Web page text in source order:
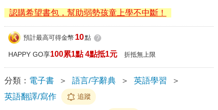
認購希望書包，幫助弱勢孩童上學不中斷！
預計最高可得金幣 10點 ?
HAPPY GO享100累1點 4點抵1元 折抵無上限
分類： 電子書 ＞ 語言/字辭典 ＞ 英語學習
＞
英語翻譯/寫作
追蹤